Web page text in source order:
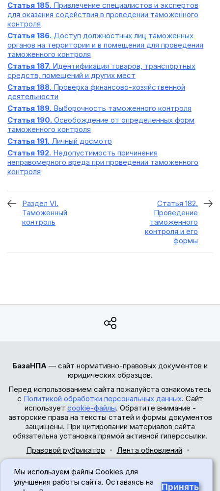
Статья 185. Привлечение специалистов и экспертов
для оказания содействия в проведении таможенного
контроля
Статья 186. Доступ должностных лиц таможенных
органов на территории и в помещения для проведения
таможенного контроля
Статья 187. Идентификация товаров, транспортных
средств, помещений и других мест
Статья 188. Проверка финансово-хозяйственной
деятельности
Статья 189. Выборочность таможенного контроля
Статья 190. Освобождение от определенных форм
таможенного контроля
Статья 191. Личный досмотр
Статья 192. Недопустимость причинения
неправомерного вреда при проведении таможенного
контроля
Раздел VI.
Таможенный
контроль
Статья 182.
Проведение
таможенного
контроля и его
формы
БазаНПА — сайт нормативно-правовых документов и
юридических образцов.
Перед использованием сайта пожалуйста ознакомьтесь
с Политикой обработки персональных данных. Сайт
использует cookie-файлы. Обратите внимание -
авторские права на тексты статей и формы документов
защищены. При цитировании материалов сайта
обязательна установка прямой активной гиперссылки.
Правовой рубрикатор
Лента обновлений
© 2017-2026
Мы используем файлы Cookies для
улучшения работы сайта. Оставаясь на
Принять